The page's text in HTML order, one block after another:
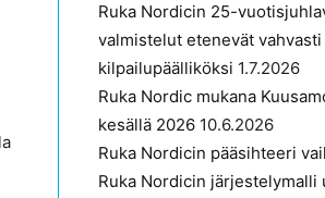
Ruka Nordicin 25-
valmistelut etenevät vahvasti
kilpailupäälliköksi 1.7.2026
Ruka Nordic mukana
kesällä 2026 10.6.2026
Ruka Nordicin pääsihteeri
Ruka Nordicin järjestelymalli